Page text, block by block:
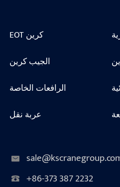
EOT كرين
الجيب كرين
الرافعات الخاصة
عربة نقل
+86-373 387 2232